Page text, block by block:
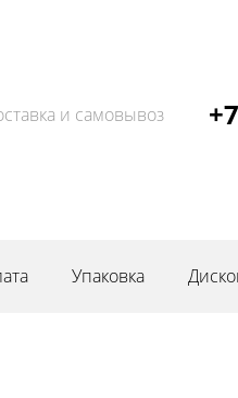
и самовывоз
Упаковка